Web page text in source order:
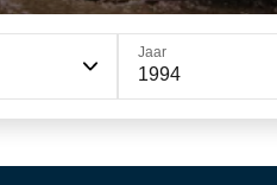
Jaar
1994